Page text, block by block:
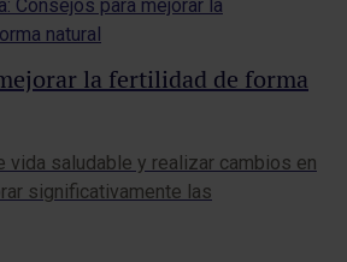
la fertilidad de forma
vida saludable y realizar cambios en
significativamente las